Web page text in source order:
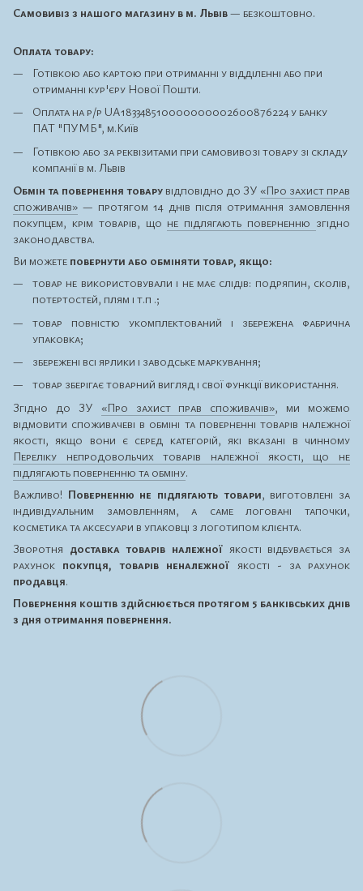
Самовивіз з нашого магазину в м. Львів— безкоштовно.
Оплата товару:
Готівкою або картою при отриманні у відділенні або при
отриманні кур'єру Нової Пошти.
Оплата на р/р UA183348510000000002600876224 у банку
ПАТ "ПУМБ", м.Київ
Готівкою або за реквізитами при самовивозі товару зі складу
компанії в м. Львів
Обмін та повернення товару відповідно до ЗУ «Про захист прав
споживачів» — протягом 14 днів після отримання замовлення
покупцем, крім товарів, що не підлягають поверненню згідно
законодавства.
Ви можете повернути або обміняти товар, якщо:
товар не використовували і не має слідів: подряпин, сколів,
потертостей, плям і т.п .;
товар повністю укомплектований і збережена фабрична
упаковка;
збережені всі ярлики і заводське маркування;
товар зберігає товарний вигляд і свої функції використання.
Згідно до ЗУ «Про захист прав споживачів», ми можемо
відмовити споживачеві в обміні та поверненні товарів належної
якості, якщо вони є серед категорій, які вказані в чинному
Переліку непродовольчих товарів належної якості, що не
підлягають поверненню та обміну.
Важливо! Поверненню не підлягають товари, виготовлені за
індивідуальним замовленням, а саме логовані тапочки,
косметика та аксесуари в упаковці з логотипом клієнта.
Зворотня доставка товарів належної якості відбувається за
рахунок покупця, товарів неналежної якості - за рахунок
продавця.
Повернення коштів здійснюється протягом 5 банківських днів
з дня отримання повернення.